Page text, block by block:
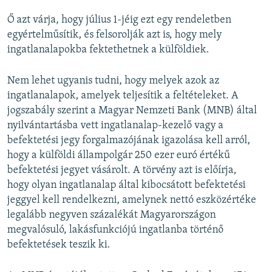
Ő azt várja, hogy július 1-jéig ezt egy rendeletben
egyértelműsítik, és felsorolják azt is, hogy mely
ingatlanalapokba fektethetnek a külföldiek.
Nem lehet ugyanis tudni, hogy melyek azok az
ingatlanalapok, amelyek teljesítik a feltételeket. A
jogszabály szerint a Magyar Nemzeti Bank (MNB) által
nyilvántartásba vett ingatlanalap-kezelő vagy a
befektetési jegy forgalmazójának igazolása kell arról,
hogy a külföldi állampolgár 250 ezer euró értékű
befektetési jegyet vásárolt. A törvény azt is előírja,
hogy olyan ingatlanalap által kibocsátott befektetési
jeggyel kell rendelkezni, amelynek nettó eszközértéke
legalább negyven százalékát Magyarországon
megvalósuló, lakásfunkciójú ingatlanba történő
befektetések teszik ki.